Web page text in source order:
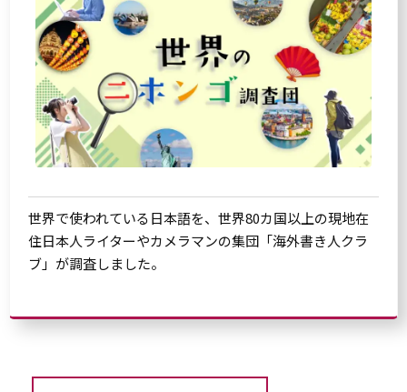
世界で使われている日本語を、世界80カ国以上の現地在
住日本人ライターやカメラマンの集団「海外書き人クラ
ブ」が調査しました。